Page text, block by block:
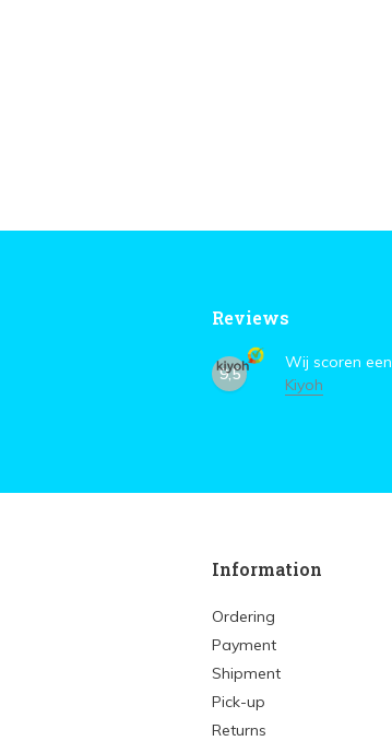
Reviews
9,5
Wij scoren een
Kiyoh
Information
Ordering
Payment
Shipment
Pick-up
Returns